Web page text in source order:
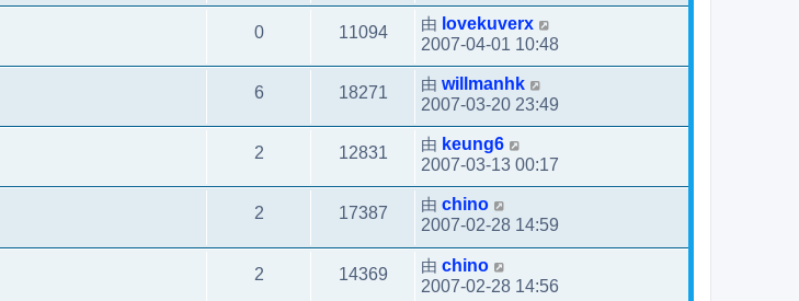
0 11094 由 lovekuverx
2007-04-01 10:48
6 18271 由 willmanhk
2007-03-20 23:49
2 12831 由 keung6
2007-03-13 00:17
2 17387 由 chino
2007-02-28 14:59
2 14369 由 chino
2007-02-28 14:56